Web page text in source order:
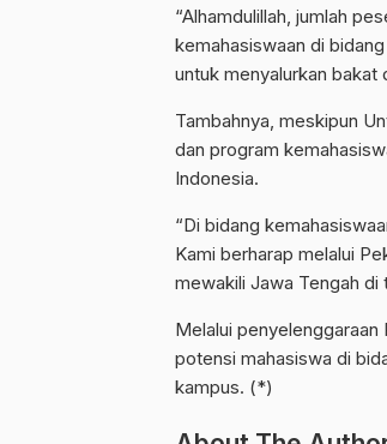
“Alhamdulillah, jumlah
kemahasiswaan di
untuk menyalurkan bakat
Tambahnya, meskipun
dan program
Indonesia.
“Di bidang
Kami berharap melalui
mewakili Jawa Tengah di
Melalui
potensi mahasiswa di
kampus. (*)